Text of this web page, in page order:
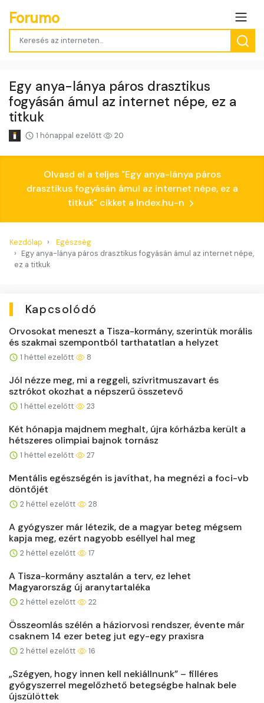
Forumo
Egy anya-lánya páros drasztikus
fogyásán ámul az internet népe, ez a
titkuk
1 hónappal ezelőtt 20
Olvasd el a teljes "Egy anya-lánya páros
drasztikus fogyásán ámul az internet népe, ez a
titkuk" cikket a Index.hu-n
Kezdőlap
Egészség
Egy anya-lánya páros drasztikus fogyásán ámul az internet népe,
ez a titkuk
Kapcsolódó
Orvosokat meneszt a Tisza-kormány, szerintük morális
és szakmai szempontból tarthatatlan a helyzet
1 héttel ezelőtt 8
Jól nézze meg, mi a reggeli, szívritmuszavart és
sztrókot okozhat a népszerű összetevő
1 héttel ezelőtt 23
Két hónapja majdnem meghalt, újra kórházba került a
hétszeres olimpiai bajnok tornász
1 héttel ezelőtt 27
Mentális egészségén is javíthat, ha megnézi a foci-vb
döntőjét
2 héttel ezelőtt 28
A gyógyszer már létezik, de a magyar beteg mégsem
kapja meg, ezért nagyobb eséllyel hal meg
2 héttel ezelőtt 17
A Tisza-kormány asztalán a terv, ez lehet
Magyarország új aranytartaléka
2 héttel ezelőtt 22
Összeomlás szélén a háziorvosi rendszer, évente már
csaknem 14 ezer beteg jut egy-egy praxisra
2 héttel ezelőtt 16
„Szégyen, hogy innen kell nekiállnunk” – filléres
gyógyszerrel megelőzhető betegségbe halnak bele
újszülöttek